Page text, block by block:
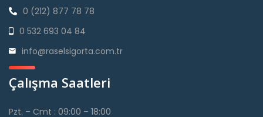
0 (212) 877 78 78
0 532 693 04 84
info@raselsigorta.com.tr
Çalışma Saatleri
Pzt. – Cmt : 09:00 – 18:00